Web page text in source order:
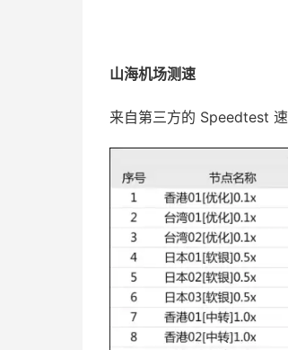
山海机场测速
来自第三方的 Speedtest 速